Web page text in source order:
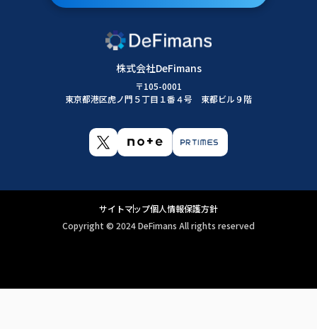
株式会社DeFimans
〒105-0001
東京都港区虎ノ門５丁目１番４号 東都ビル９階
サイトマップ個人情報保護方針
Copyright ©︎ 2024 DeFimans All rights reserved